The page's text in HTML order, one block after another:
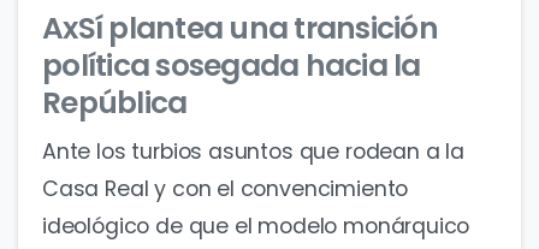
AxSí plantea una transición
política sosegada hacia la
República
Ante los turbios asuntos que rodean a la
Casa Real y con el convencimiento
ideológico de que el modelo monárquico